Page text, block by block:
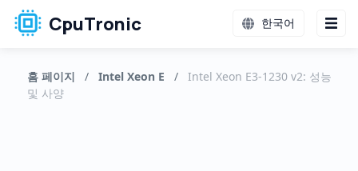
CpuTronic 한국어
홈 페이지 / Intel Xeon E /
Intel Xeon E3-1230 v2: 성능
및 사양